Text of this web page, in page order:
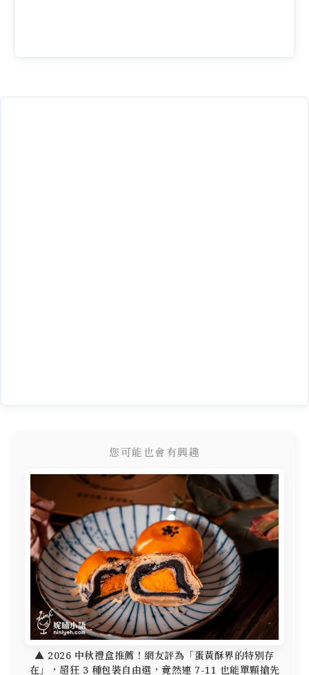
您可能也會有興趣
▲ 2026 中秋禮盒推薦！網友評為「蛋黃酥界的特別存
在」，超狂 3 種包裝自由選，竟然連 7-11 也能單顆搶先